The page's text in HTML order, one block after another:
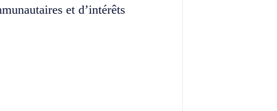
et d’intérêts